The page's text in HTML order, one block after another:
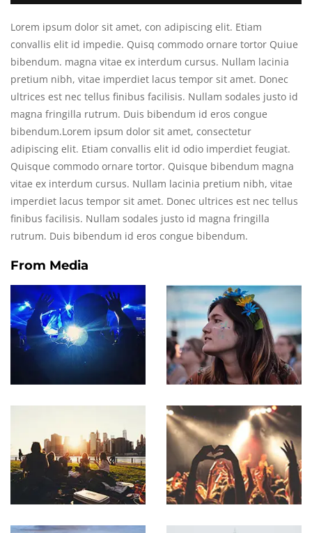
Lorem ipsum dolor sit amet, con adipiscing elit. Etiam
convallis elit id impedie. Quisq commodo ornare tortor Quiue
bibendum. magna vitae ex interdum cursus. Nullam lacinia
pretium nibh, vitae imperdiet lacus tempor sit amet. Donec
ultrices est nec tellus finibus facilisis. Nullam sodales justo id
magna fringilla rutrum. Duis bibendum id eros congue
bibendum.Lorem ipsum dolor sit amet, consectetur
adipiscing elit. Etiam convallis elit id odio imperdiet feugiat.
Quisque commodo ornare tortor. Quisque bibendum magna
vitae ex interdum cursus. Nullam lacinia pretium nibh, vitae
imperdiet lacus tempor sit amet. Donec ultrices est nec tellus
finibus facilisis. Nullam sodales justo id magna fringilla
rutrum. Duis bibendum id eros congue bibendum.
From Media